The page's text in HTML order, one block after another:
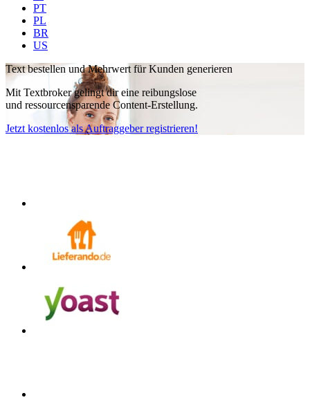
PT
PL
BR
US
Text bestellen und Mehrwert für Kunden generieren
Mit Textbroker gelingt dir eine reibungslose
und ressourcensparende Content-Erstellung.
Jetzt kostenlos als Auftraggeber registrieren!